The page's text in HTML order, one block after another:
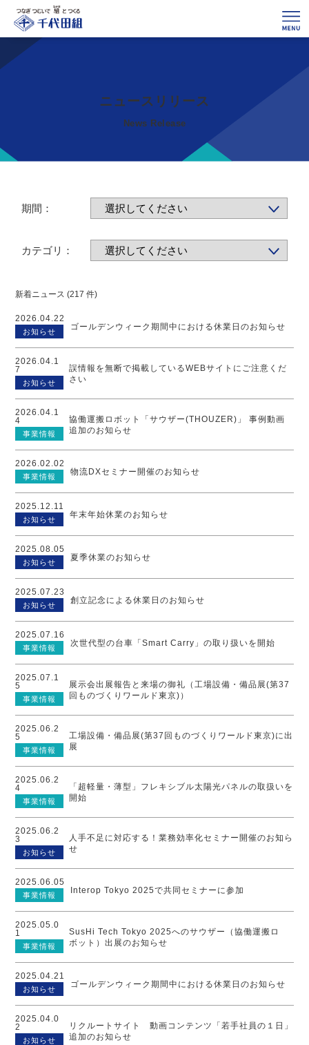
ニュースリリース
News Release
期間：
カテゴリ：
新着ニュース (217 件)
2026.04.22
お知らせ ゴールデンウィーク期間中における休業日のお知らせ
2026.04.1
7
お知らせ
誤情報を無断で掲載しているWEBサイトにご注意くだ
さい
2026.04.1
4
事業情報
協働運搬ロボット「サウザー(THOUZER)」 事例動画
追加のお知らせ
2026.02.02
事業情報 物流DXセミナー開催のお知らせ
2025.12.11
お知らせ 年末年始休業のお知らせ
2025.08.05
お知らせ 夏季休業のお知らせ
2025.07.23
お知らせ 創立記念による休業日のお知らせ
2025.07.16
事業情報 次世代型の台車「Smart Carry」の取り扱いを開始
2025.07.1
5
事業情報
展示会出展報告と来場の御礼（工場設備・備品展(第37
回ものづくりワールド東京)）
2025.06.2
5
事業情報
工場設備・備品展(第37回ものづくりワールド東京)に出
展
2025.06.2
4
事業情報
「超軽量・薄型」フレキシブル太陽光パネルの取扱いを
開始
2025.06.2
3
お知らせ
人手不足に対応する！業務効率化セミナー開催のお知ら
せ
2025.06.05
事業情報 Interop Tokyo 2025で共同セミナーに参加
2025.05.0
1
事業情報
SusHi Tech Tokyo 2025へのサウザー（協働運搬ロ
ボット）出展のお知らせ
2025.04.21
お知らせ ゴールデンウィーク期間中における休業日のお知らせ
2025.04.0
2
お知らせ
リクルートサイト 動画コンテンツ「若手社員の１日」
追加のお知らせ